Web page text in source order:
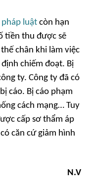
pháp luật còn hạn
tiền thu được sẽ
chân khi làm việc
chiếm đoạt. Bị
ty. Công ty đã có
cáo. Bị cáo phạm
cách mạng… Tuy
cấp sơ thẩm áp
căn cứ giảm hình
N.V